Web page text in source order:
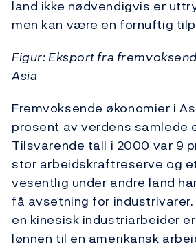
land ikke nødvendigvis er
men kan være en fornuftig
Figur: Eksport fra
Asia
Fremvoksende økonomier i
prosent av verdens samlede
Tilsvarende tall i 2000 var 9
stor arbeidskraftreserve og
vesentlig under andre land
få avsetning for
en kinesisk industriarbeider
lønnen til en amerikansk